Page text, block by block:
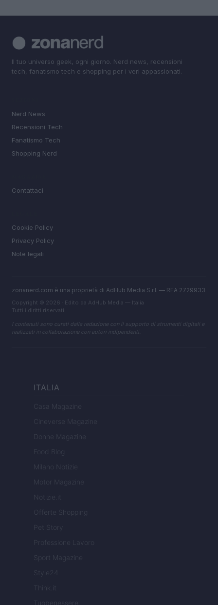
Il tuo universo geek, ogni giorno. Nerd news, recensioni
tech, fanatismo tech e shopping per i veri appassionati.
Nerd News
Recensioni Tech
Fanatismo Tech
Shopping Nerd
Contattaci
Cookie Policy
Privacy Policy
Note legali
zonanerd.com è una proprietà di AdHub Media S.r.l. — REA 2729933
Copyright © 2026 · Edito da AdHub Media — Italia
Tutti i diritti riservati
I contenuti sono curati dalla redazione con il supporto di strumenti digitali e
realizzati in collaborazione con autori indipendenti.
ITALIA
Casa Magazine
Cineverse Magazine
Donne Magazine
Food Blog
Milano Notizie
Motor Magazine
Notizie.it
Offerte Shopping
Pet Story
Professione Lavoro
Sport Magazine
Style24
Think.it
Tuobenessere